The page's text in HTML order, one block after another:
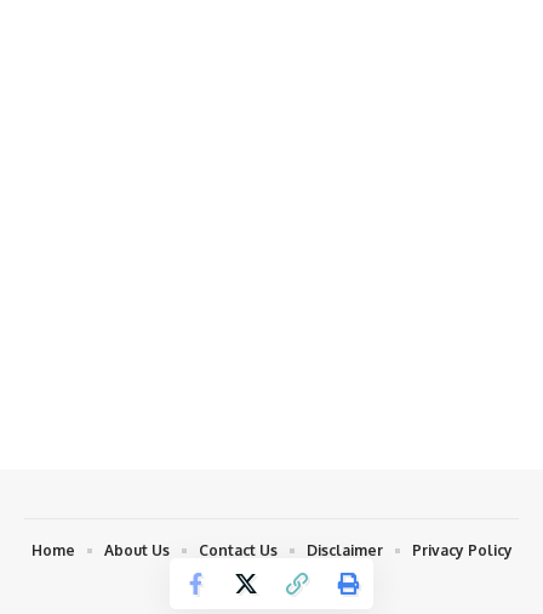
Copyright © 2023 khabar Bull
Home About Us Contact Us Disclaimer Privacy Policy